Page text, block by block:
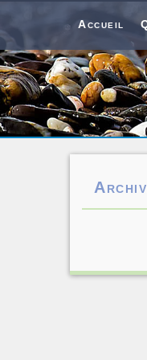
Accueil